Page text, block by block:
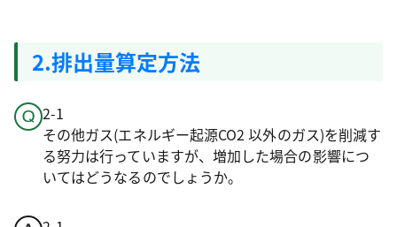
2.排出量算定方法
2-1
その他ガス(エネルギー起源CO2 以外のガス)を削減す
る努力は行っていますが、増加した場合の影響につ
いてはどうなるのでしょうか。